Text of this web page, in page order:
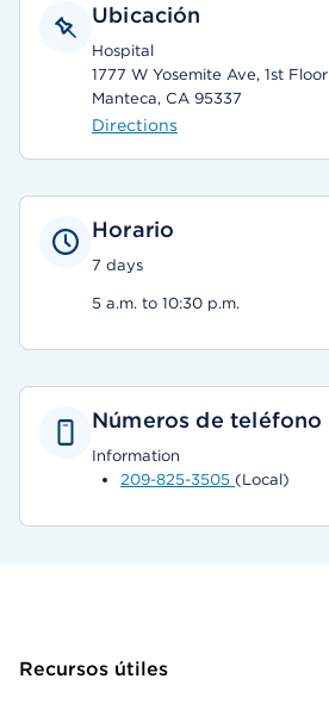
Ubicación
Hospital
1777 W Yosemite Ave, 1st Floor
Manteca, CA 95337
Directions
Horario
7 days
5 a.m. to 10:30 p.m.
Números de teléfono
Information
209-825-3505 (Local)
Recursos útiles